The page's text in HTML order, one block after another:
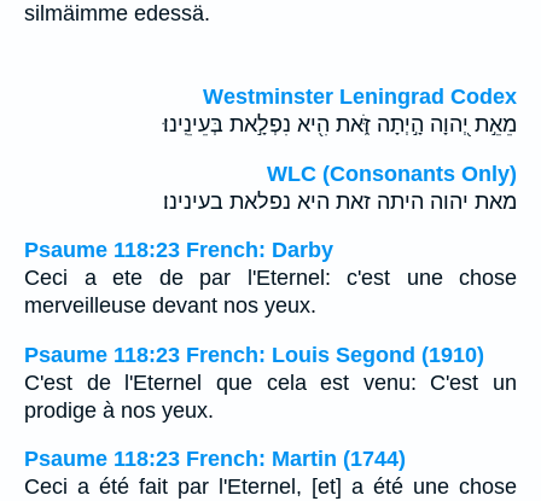
silmäimme edessä.
Westminster Leningrad Codex
מֵאֵ֣ת יְ֭הוָה הָ֣יְתָה זֹּ֑את הִ֖יא נִפְלָ֣את בְּעֵינֵֽינוּ׃
WLC (Consonants Only)
מאת יהוה היתה זאת היא נפלאת בעינינו׃
Psaume 118:23 French: Darby
Ceci a ete de par l'Eternel: c'est une chose
merveilleuse devant nos yeux.
Psaume 118:23 French: Louis Segond (1910)
C'est de l'Eternel que cela est venu: C'est un
prodige à nos yeux.
Psaume 118:23 French: Martin (1744)
Ceci a été fait par l'Eternel, [et] a été une chose